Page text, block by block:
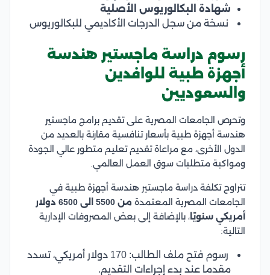
شهادة البكالوريوس الأصلية
نسخة من سجل الدرجات الأكاديمي للبكالوريوس
رسوم دراسة ماجستير هندسة
أجهزة طبية للوافدين
والسعوديين
وتحرص الجامعات المصرية على تقديم برامج ماجستير
هندسة أجهزة طبية بأسعار تنافسية مقارنة بالعديد من
الدول الأخرى، مع مراعاة تقديم تعليم متطور عالي الجودة
ومواكبة متطلبات سوق العمل العالمي.
تتراوح تكلفة دراسة ماجستير هندسة أجهزة طبية في
الجامعات المصرية المعتمدة
من 5500 الى 6500 دولار
أمريكي سنويًا، بالإضافة إلى بعض المصروفات الإدارية
التالية:
رسوم فتح ملف الطالب: 170 دولار أمريكي، تسدد
مقدما عند بدء إجراءات التقديم.